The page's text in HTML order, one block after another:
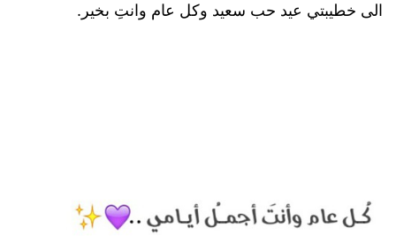
الى خطيبتي عيد حب سعيد وكل عام وانتِ بخير.